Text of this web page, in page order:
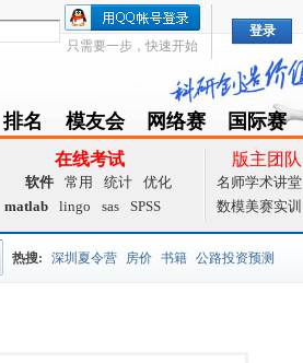
只需要一步，快速开始
登录
排名
Ranklist
模友会
Club
网络赛
TZMCM
国际赛
CAMCM
在线考试
软件 常用 统计
优化
matlab
lingo sas SPSS
版主团队
名师学术讲堂
数模美赛实训
热搜: 深圳夏令营 房价 书籍 公路投资预测